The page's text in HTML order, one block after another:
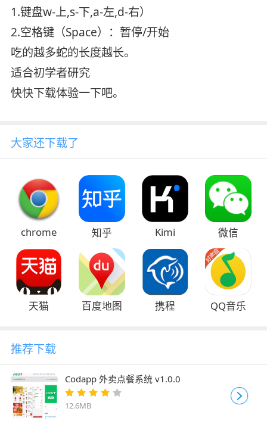
1.键盘w-上,s-下,a-左,d-右）
2.空格键（Space）：暂停/开始
吃的越多蛇的长度越长。
适合初学者研究
快快下载体验一下吧。
大家还下载了
chrome 知乎 Kimi 微信
天猫 百度地图 携程 QQ音乐
推荐下载
Codapp 外卖点餐系统 v1.0.0
12.6MB